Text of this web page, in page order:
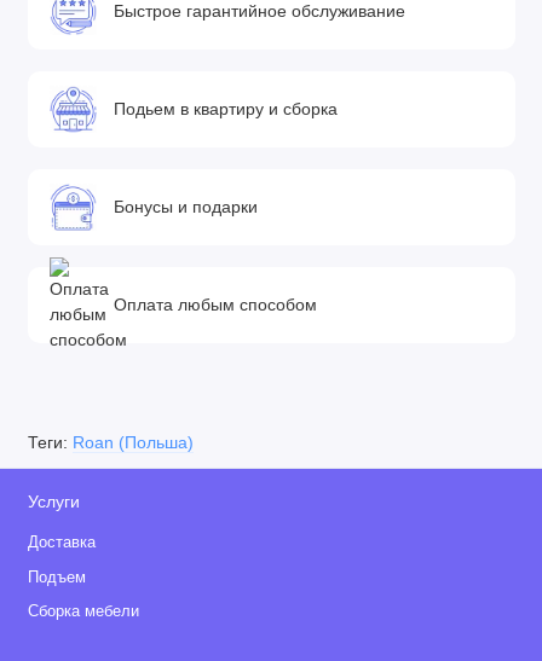
Быстрое гарантийное обслуживание
Подьем в квартиру и сборка
Бонусы и подарки
Оплата любым способом
Теги: Roan (Польша)
Услуги
Доставка
Подъем
Сборка мебели